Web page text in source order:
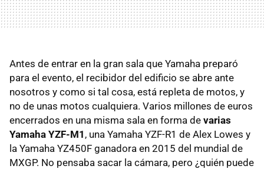
Antes de entrar en la gran sala que Yamaha preparó
para el evento, el recibidor del edificio se abre ante
nosotros y como si tal cosa, está repleta de motos, y
no de unas motos cualquiera. Varios millones de euros
encerrados en una misma sala en forma de varias
Yamaha YZF-M1 , una Yamaha YZF-R1 de Alex Lowes y
la Yamaha YZ450F ganadora en 2015 del mundial de
MXGP. No pensaba sacar la cámara, pero ¿quién puede